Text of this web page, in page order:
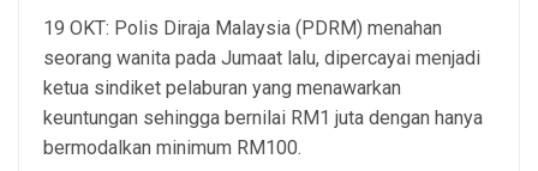
19 OKT: Polis Diraja Malaysia (PDRM) menahan
seorang wanita pada Jumaat lalu, dipercayai menjadi
ketua sindiket pelaburan yang menawarkan
keuntungan sehingga bernilai RM1 juta dengan hanya
bermodalkan minimum RM100.